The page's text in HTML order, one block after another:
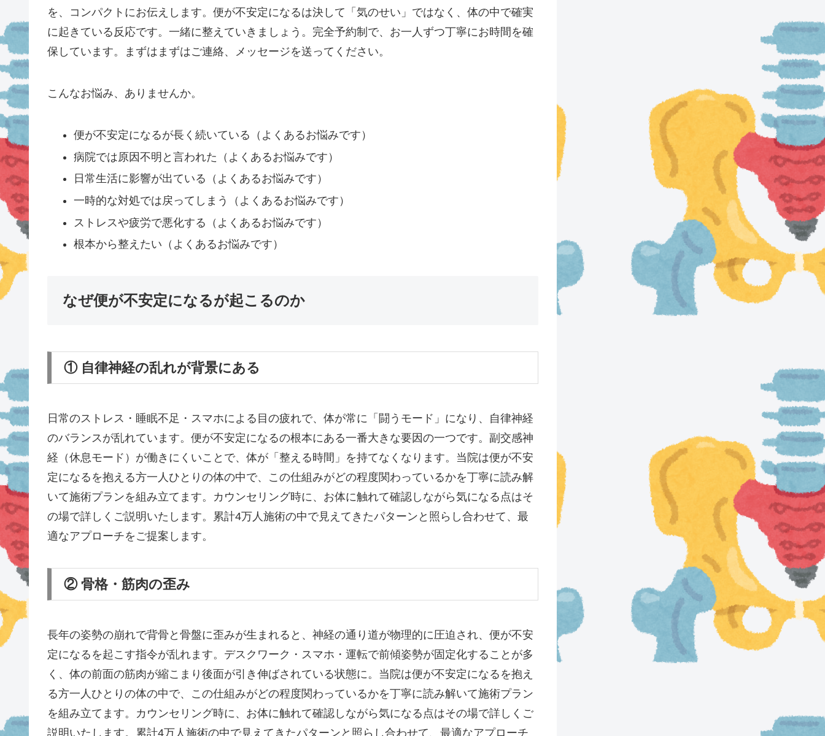
を、コンパクトにお伝えします。便が不安定になるは決して「気のせい」ではなく、体の中で確実
に起きている反応です。一緒に整えていきましょう。完全予約制で、お一人ずつ丁寧にお時間を確
保しています。まずはまずはご連絡、メッセージを送ってください。
こんなお悩み、ありませんか。
便が不安定になるが長く続いている（よくあるお悩みです）
病院では原因不明と言われた（よくあるお悩みです）
日常生活に影響が出ている（よくあるお悩みです）
一時的な対処では戻ってしまう（よくあるお悩みです）
ストレスや疲労で悪化する（よくあるお悩みです）
根本から整えたい（よくあるお悩みです）
なぜ便が不安定になるが起こるのか
① 自律神経の乱れが背景にある
日常のストレス・睡眠不足・スマホによる目の疲れで、体が常に「闘うモード」になり、自律神経
のバランスが乱れています。便が不安定になるの根本にある一番大きな要因の一つです。副交感神
経（休息モード）が働きにくいことで、体が「整える時間」を持てなくなります。当院は便が不安
定になるを抱える方一人ひとりの体の中で、この仕組みがどの程度関わっているかを丁寧に読み解
いて施術プランを組み立てます。カウンセリング時に、お体に触れて確認しながら気になる点はそ
の場で詳しくご説明いたします。累計4万人施術の中で見えてきたパターンと照らし合わせて、最
適なアプローチをご提案します。
② 骨格・筋肉の歪み
長年の姿勢の崩れで背骨と骨盤に歪みが生まれると、神経の通り道が物理的に圧迫され、便が不安
定になるを起こす指令が乱れます。デスクワーク・スマホ・運転で前傾姿勢が固定化することが多
く、体の前面の筋肉が縮こまり後面が引き伸ばされている状態に。当院は便が不安定になるを抱え
る方一人ひとりの体の中で、この仕組みがどの程度関わっているかを丁寧に読み解いて施術プラン
を組み立てます。カウンセリング時に、お体に触れて確認しながら気になる点はその場で詳しくご
説明いたします。累計4万人施術の中で見えてきたパターンと照らし合わせて、最適なアプローチ